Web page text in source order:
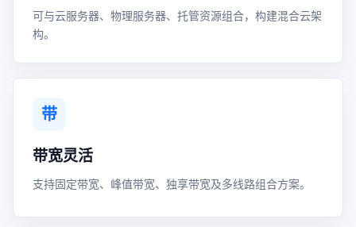
可与云服务器、物理服务器、托管资源组合，构建混合云架
构。
带
带宽灵活
支持固定带宽、峰值带宽、独享带宽及多线路组合方案。